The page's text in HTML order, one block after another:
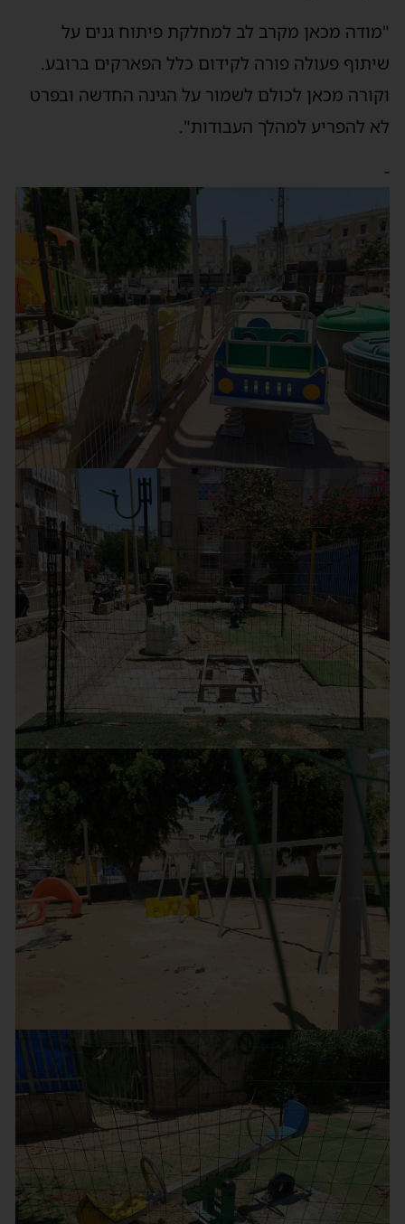
"מודה מכאן מקרב לב למחלקת פיתוח גנים על
שיתוף פעולה פורה לקידום כלל הפארקים ברובע.
וקורה מכאן לכולם לשמור על הגינה החדשה ובפרט
לא להפריע למהלך העבודות".
-